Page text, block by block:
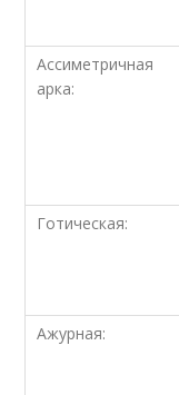
Ассиметричная
арка:
Готическая:
Ажурная: